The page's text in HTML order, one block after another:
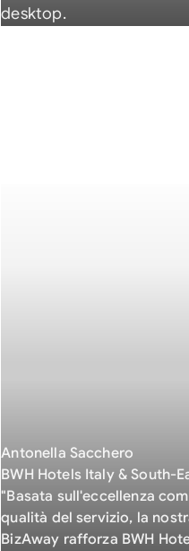
desktop.
Antonella Sacchero
BWH Hotels Italy & South-
"Basata sull'eccellenza
qualità del servizio, la
BizAway rafforza BWH